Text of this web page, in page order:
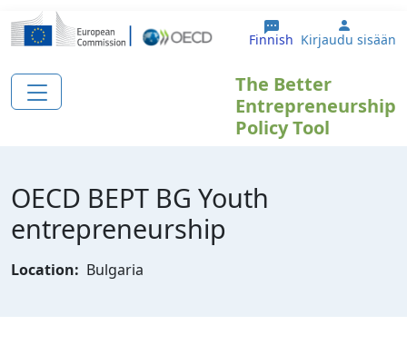
Hyppää pääsisältöön
Finnish User
Kirjaudu sisään
The Better
Entrepreneurship
Policy Tool
OECD BEPT BG Youth
entrepreneurship
Location: Bulgaria